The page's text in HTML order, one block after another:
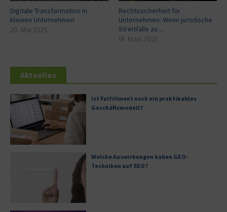
Digitale Transformation in
kleinen Unternehmen
20. Mai 2025
Rechtssicherheit für
Unternehmen: Wenn juristische
Streitfälle zu ...
18. März 2025
Aktuelles
Ist Fulfillment noch ein praktikables
Geschäftsmodell?
Welche Auswirkungen haben GEO-
Techniken auf SEO?